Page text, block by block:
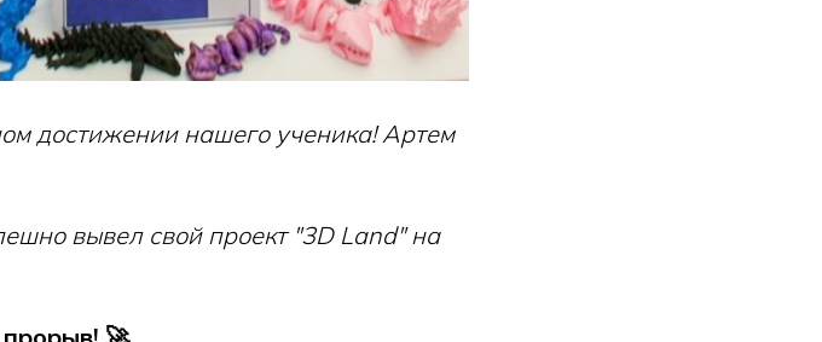
достижении нашего ученика! Артем
вывел свой проект "3D Land" на